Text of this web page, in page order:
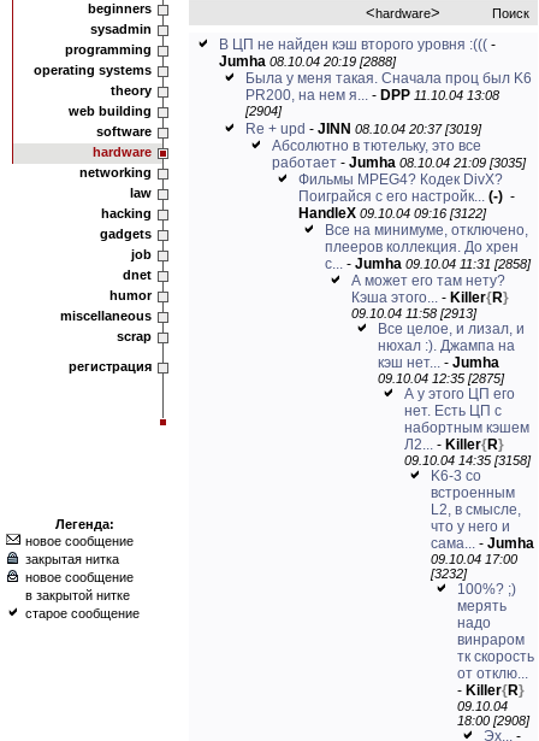
beginners
sysadmin
programming
operating systems
theory
web building
software
hardware
networking
law
hacking
gadgets
job
dnet
humor
miscellaneous
scrap
регистрация
Легенда:
новое сообщение
закрытая нитка
новое сообщение
в закрытой нитке
старое сообщение
<hardware> Поиск
В ЦП не найден кэш второго уровня :((( -
Jumha 08.10.04 20:19 [2888]
Была у меня такая. Сначала проц был K6
PR200, на нем я... - DPP 11.10.04 13:08
[2904]
Re + upd - JINN 08.10.04 20:37 [3019]
Абсолютно в тютельку, это все
работает - Jumha 08.10.04 21:09 [3035]
Фильмы MPEG4? Кодек DivX?
Поиграйся с его настройк... (-) -
HandleX 09.10.04 09:16 [3122]
Все на минимуме, отключено,
плееров коллекция. До хрен
с... - Jumha 09.10.04 11:31 [2858]
А может его там нету?
Кэша этого... - Killer{R}
09.10.04 11:58 [2913]
Все целое, и лизал, и
нюхал :). Джампа на
кэш нет... - Jumha
09.10.04 12:35 [2875]
А у этого ЦП его
нет. Есть ЦП с
набортным кэшем
Л2... - Killer{R}
09.10.04 14:35 [3158]
K6-3 со
встроенным
L2, в смысле,
что у него и
сама... - Jumha
09.10.04 17:00
[3232]
100%? ;)
мерять
надо
винраром
тк скорость
от отклю...
- Killer{R}
09.10.04
18:00 [2908]
Эх... -